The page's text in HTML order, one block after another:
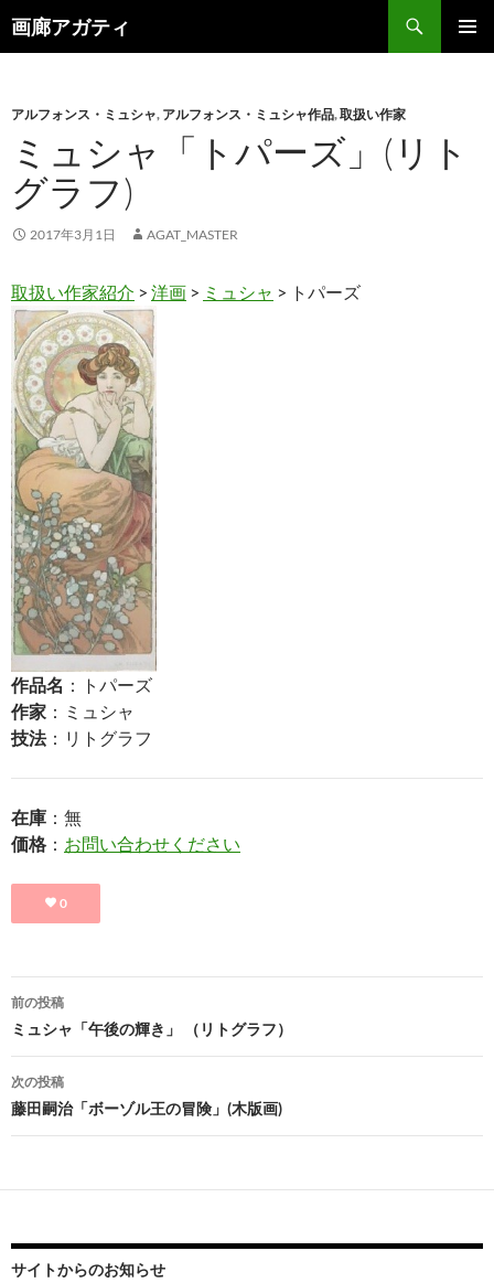
画廊アガティ
索
ン
ツ
へ
ス
キ
ッ
アルフォンス・ミュシャ, アルフォンス・ミュシャ作品,取扱い作家
ミュシャ「トパーズ」(リト
グラフ)
2017年3月1日 AGAT_MASTER
取扱い作家紹介 > 洋画 > ミュシャ > トパーズ
作品名 ：トパーズ
作家 ：ミュシャ
技法：リトグラフ
在庫 ：無
価格 ： お問い合わせください
0
投
稿
ナ
ビ
ゲ
ー
ョ
前の投稿
ミュシャ「午後の輝き」 （リトグラフ）
次の投稿
藤田嗣治「ボーゾル王の冒険」(木版画)
サイトからのお知らせ